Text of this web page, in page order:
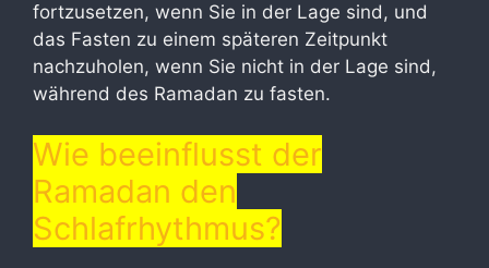
fortzusetzen, wenn Sie in der Lage sind, und
das Fasten zu einem späteren Zeitpunkt
nachzuholen, wenn Sie nicht in der Lage sind,
während des Ramadan zu fasten.
Wie beeinflusst der
Ramadan den
Schlafrhythmus?